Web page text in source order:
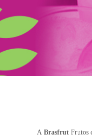
A BrasfrutFrutos